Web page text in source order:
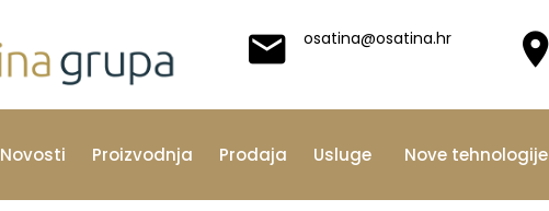
osatina@osatina.hr
Novosti Proizvodnja Prodaja Usluge Nove tehnologije